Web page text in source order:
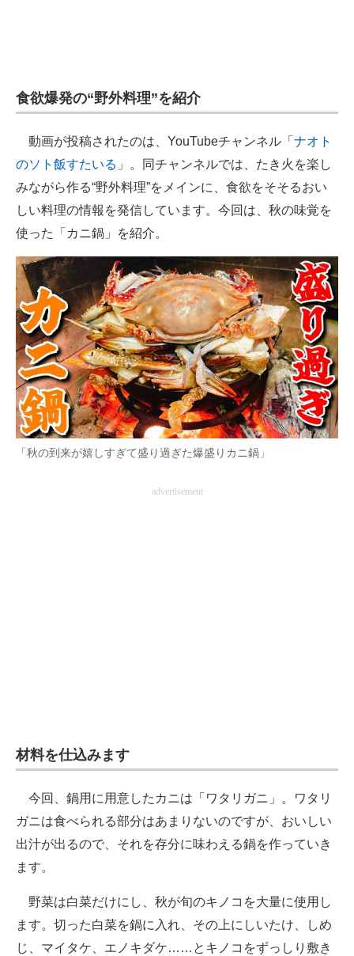
食欲爆発の“野外料理”を紹介
動画が投稿されたのは、YouTubeチャンネル「 ナオト
のソト飯すたいる 」。同チャンネルでは、たき火を楽し
みながら作る“野外料理”をメインに、食欲をそそるおい
しい料理の情報を発信しています。今回は、秋の味覚を
使った「カニ鍋」を紹介。
「秋の到来が嬉しすぎて盛り過ぎた爆盛りカニ鍋」
advertisement
材料を仕込みます
今回、鍋用に用意したカニは「ワタリガニ」。ワタリ
ガニは食べられる部分はあまりないのですが、おいしい
出汁が出るので、それを存分に味わえる鍋を作っていき
ます。
野菜は白菜だけにし、秋が旬のキノコを大量に使用し
ます。切った白菜を鍋に入れ、その上にしいたけ、しめ
じ、マイタケ、エノキダケ……とキノコをずっしり敷き